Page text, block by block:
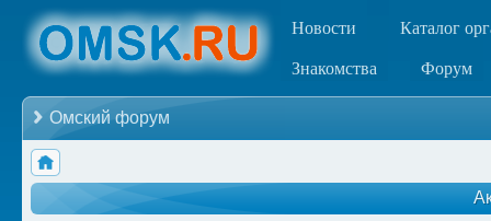
Новости Каталог
Знакомства Форум
Омский форум